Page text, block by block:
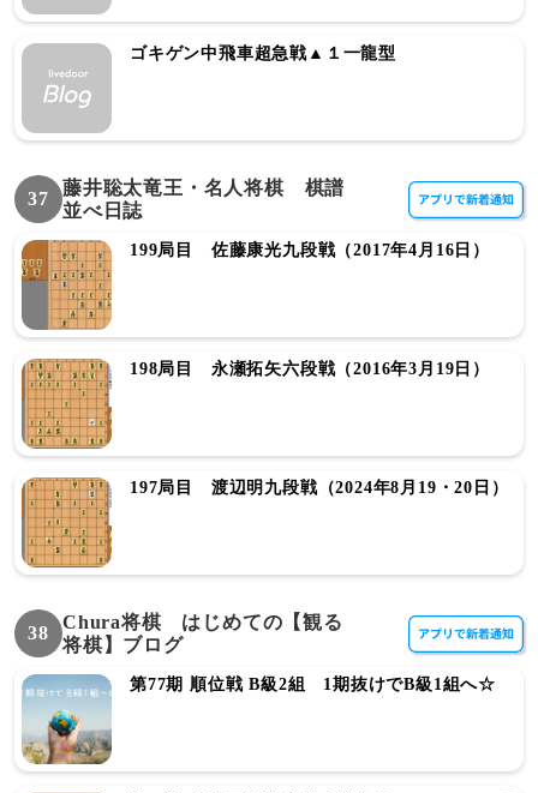
ゴキゲン中飛車超急戦▲１一龍型
37
藤井聡太竜王・名人将棋 棋譜
並べ日誌
199局目 佐藤康光九段戦（2017年4月16日）
198局目 永瀬拓矢六段戦（2016年3月19日）
197局目 渡辺明九段戦（2024年8月19・20日）
38
Chura将棋 はじめての【観る
将棋】ブログ
第77期 順位戦 B級2組 1期抜けでB級1組へ☆